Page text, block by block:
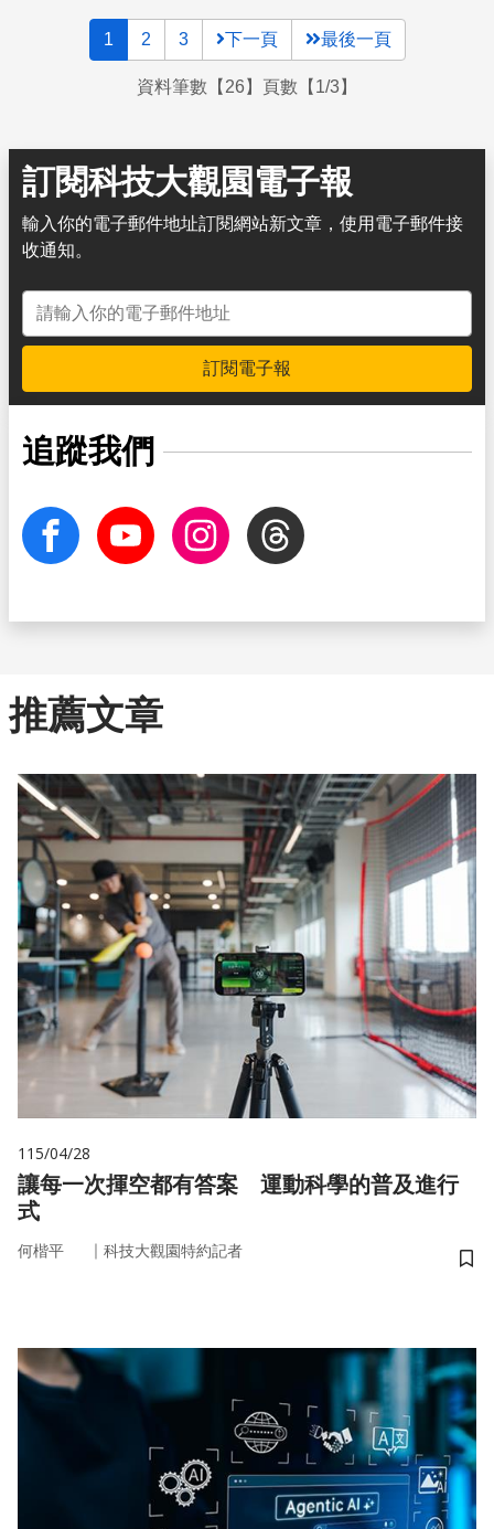
1 2 3 下一頁 最後一頁
資料筆數【26】頁數【1/3】
訂閱科技大觀園電子報
輸入你的電子郵件地址訂閱網站新文章，使用電子郵件接
收通知。
電子郵件地址
訂閱電子報
追蹤我們
facebook Youtube InstagramThreads
推薦文章
115/04/28
讓每一次揮空都有答案 運動科學的普及進行
式
何楷平 ｜ 科技大觀園特約記者
儲